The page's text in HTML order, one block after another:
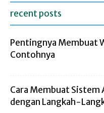
recent posts
Pentingnya Membuat
Contohnya
Cara Membuat Sistem
dengan Langkah-